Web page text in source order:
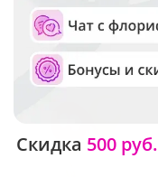
В наличии
7 040 ₽
Скидка 500 руб.